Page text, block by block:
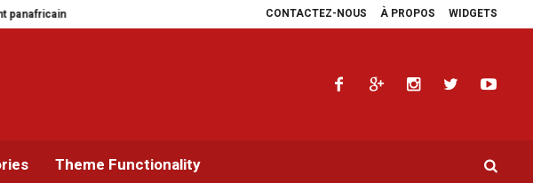
CONTACTEZ-NOUS À PROPOS WIDGETS
Aimé Boji Sangara multiplie les plaidoyers en faveur de la RDC. Parlement panafricain : à
Theme Functionality